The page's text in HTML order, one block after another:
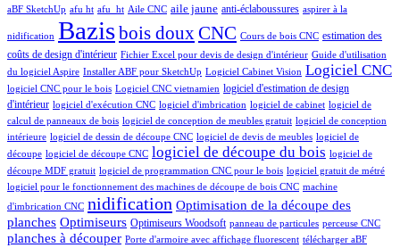
aBF SketchUp afu ht afu_ht Aile CNC aile jaune anti-éclaboussures aspirer à la
nidification Bazisbois doux CNC Cours de bois CNC estimation des
coûts de design d'intérieur Fichier Excel pour devis de design d'intérieur Guide d'utilisation
du logiciel Aspire Installer ABF pour SketchUp Logiciel Cabinet Vision Logiciel CNC
logiciel CNC pour le bois Logiciel CNC vietnamien logiciel d'estimation de design
d'intérieur logiciel d'exécution CNC logiciel d'imbrication logiciel de cabinet logiciel de
calcul de panneaux de bois logiciel de conception de meubles gratuit logiciel de conception
intérieure logiciel de dessin de découpe CNC logiciel de devis de meubles logiciel de
découpe logiciel de découpe CNC logiciel de découpe du bois logiciel de
découpe MDF gratuit logiciel de programmation CNC pour le bois logiciel gratuit de métré
logiciel pour le fonctionnement des machines de découpe de bois CNC machine
d'imbrication CNC nidification Optimisation de la découpe des
planches Optimiseurs Optimiseurs Woodsoft panneau de particules perceuse CNC
planches à découper Porte d'armoire avec affichage fluorescent télécharger aBF